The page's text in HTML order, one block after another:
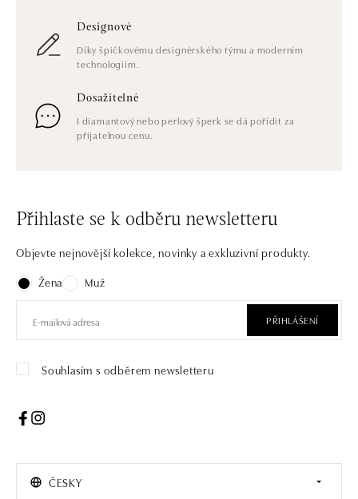
Designové
Díky špičkovému designérského týmu a moderním
technologiím.
Dosažitelné
I diamantový nebo perlový šperk se dá pořídit za
přijatelnou cenu.
Přihlaste se k odběru newsletteru
Objevte nejnovější kolekce, novinky a exkluzivní produkty.
Žena
Muž
PŘIHLÁŠENÍ
Souhlasím s odběrem newsletteru
ČESKY